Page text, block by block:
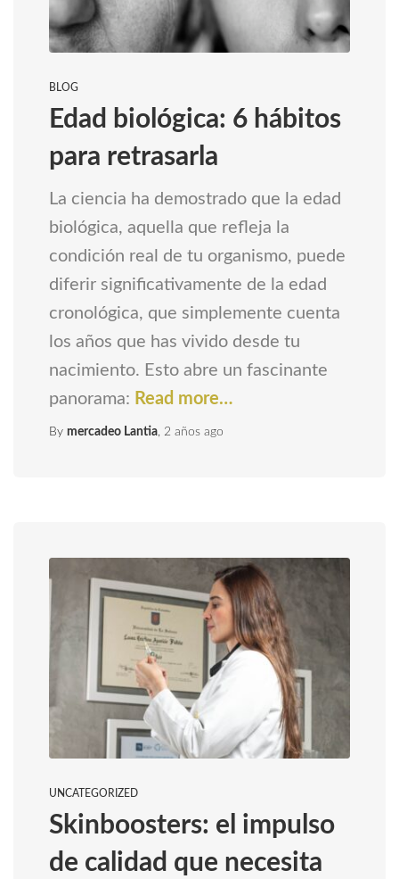
BLOG
Edad biológica: 6 hábitos
para retrasarla
La ciencia ha demostrado que la edad
biológica, aquella que refleja la
condición real de tu organismo, puede
diferir significativamente de la edad
cronológica, que simplemente cuenta
los años que has vivido desde tu
nacimiento. Esto abre un fascinante
panorama: Read more…
By mercadeo Lantia, 2 años ago
UNCATEGORIZED
Skinboosters: el impulso
de calidad que necesita